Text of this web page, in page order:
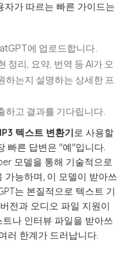
자가 따르는 빠른 가이드는
에 업로드합니다.
정리, 요약, 번역 등 AI가 오
하는지 설명하는 상세한 프
하고 결과를 기다립니다.
텍스트 변환기로 사용할
빠른 답변은 "예"입니다.
모델을 통해 기술적으로
가능하며, 이 모델이 받아쓰
는 본질적으로 텍스트 기
전과 오디오 파일 지원이
나 인터뷰 파일을 받아쓰
러 한계가 드러납니다.